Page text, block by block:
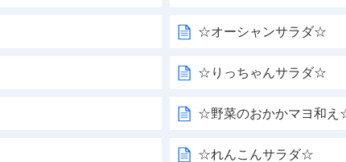
☆オーシャンサラダ☆
☆りっちゃんサラダ☆
☆野菜のおかかマヨ和
☆れんこんサラダ☆